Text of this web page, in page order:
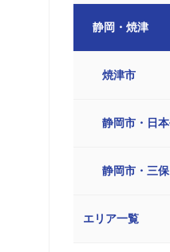
静岡・焼津
焼津市
静岡市・日
静岡市・三保
エリア一覧